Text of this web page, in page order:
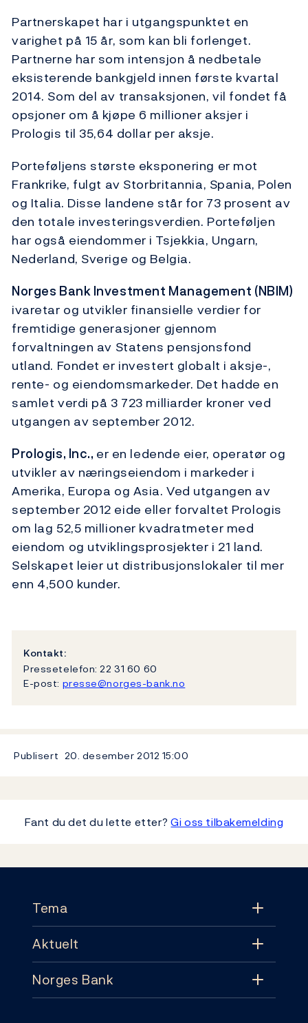
Partnerskapet har i utgangspunktet en
varighet på 15 år, som kan bli forlenget.
Partnerne har som intensjon å nedbetale
eksisterende bankgjeld innen første kvartal
2014. Som del av transaksjonen, vil fondet få
opsjoner om å kjøpe 6 millioner aksjer i
Prologis til 35,64 dollar per aksje.
Porteføljens største eksponering er mot
Frankrike, fulgt av Storbritannia, Spania, Polen
og Italia. Disse landene står for 73 prosent av
den totale investeringsverdien. Porteføljen
har også eiendommer i Tsjekkia, Ungarn,
Nederland, Sverige og Belgia.
Norges Bank Investment Management (NBIM)
ivaretar og utvikler finansielle verdier for
fremtidige generasjoner gjennom
forvaltningen av Statens pensjonsfond
utland. Fondet er investert globalt i aksje-,
rente- og eiendomsmarkeder. Det hadde en
samlet verdi på 3 723 milliarder kroner ved
utgangen av september 2012.
Prologis, Inc., er en ledende eier, operatør og
utvikler av næringseiendom i markeder i
Amerika, Europa og Asia. Ved utgangen av
september 2012 eide eller forvaltet Prologis
om lag 52,5 millioner kvadratmeter med
eiendom og utviklingsprosjekter i 21 land.
Selskapet leier ut distribusjonslokaler til mer
enn 4,500 kunder.
Kontakt:
Pressetelefon: 22 31 60 60
E-post: presse@norges-bank.no
Publisert 20. desember 2012 15:00
Fant du det du lette etter?Gi oss tilbakemelding
Tema
Tema
Pengepolitikk
Aktuelt
Aktuelt
Norges Bank